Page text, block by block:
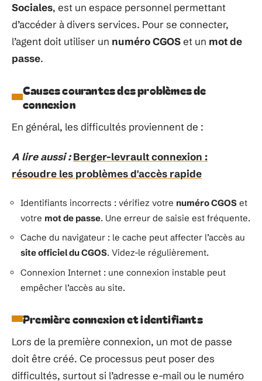
Sociales, est un espace personnel permettant
d’accéder à divers services. Pour se connecter,
l’agent doit utiliser un numéro CGOSet un mot de
passe.
Causes courantes des problèmes de
connexion
En général, les difficultés proviennent de :
A lire aussi : Berger-levrault connexion :
résoudre les problèmes d'accès rapide
Identifiants incorrects : vérifiez votre numéro CGOS et
votre mot de passe. Une erreur de saisie est fréquente.
Cache du navigateur : le cache peut affecter l’accès au
site officiel du CGOS. Videz-le régulièrement.
Connexion Internet : une connexion instable peut
empêcher l’accès au site.
Première connexion et identifiants
Lors de la première connexion, un mot de passe
doit être créé. Ce processus peut poser des
difficultés, surtout si l’adresse e-mail ou le numéro